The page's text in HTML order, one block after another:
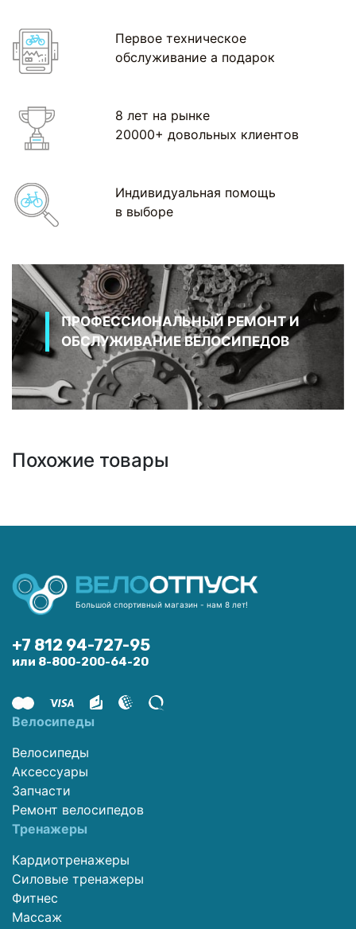
Первое техническое
обслуживание а подарок
8 лет на рынке
20000+ довольных клиентов
Индивидуальная помощь
в выборе
ПРОФЕССИОНАЛЬНЫЙ РЕМОНТ И
ОБСЛУЖИВАНИЕ ВЕЛОСИПЕДОВ
Похожие товары
Большой спортивный магазин - нам 8 лет!
+7 812 94-727-95
или 8-800-200-64-20
Велосипеды
Велосипеды
Аксессуары
Запчасти
Ремонт велосипедов
Тренажеры
Кардиотренажеры
Силовые тренажеры
Фитнес
Массаж